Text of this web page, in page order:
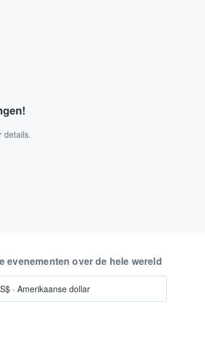
details.
evenementen over de hele wereld
·Amerikaanse dollar